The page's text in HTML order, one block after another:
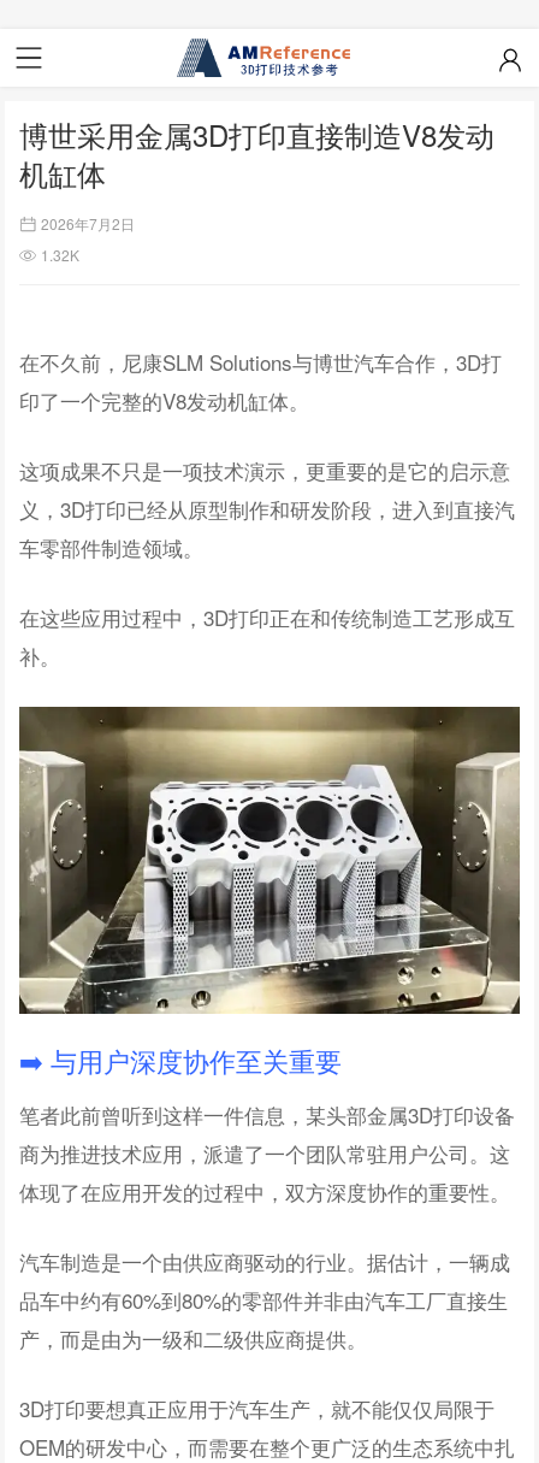
博世采用金属3D打印直接制造V8发动
机缸体
2026年7月2日
1.32K
在不久前，尼康SLM Solutions与博世汽车合作，3D打
印了一个完整的V8发动机缸体。
这项成果不只是一项技术演示，更重要的是它的启示意
义，3D打印已经从原型制作和研发阶段，进入到直接汽
车零部件制造领域。
在这些应用过程中，3D打印正在和传统制造工艺形成互
补。
➡️ 与用户深度协作至关重要
笔者此前曾听到这样一件信息，某头部金属3D打印设备
商为推进技术应用，派遣了一个团队常驻用户公司。这
体现了在应用开发的过程中，双方深度协作的重要性。
汽车制造是一个由供应商驱动的行业。据估计，一辆成
品车中约有60%到80%的零部件并非由汽车工厂直接生
产，而是由为一级和二级供应商提供。
3D打印要想真正应用于汽车生产，就不能仅仅局限于
OEM的研发中心，而需要在整个更广泛的生态系统中扎